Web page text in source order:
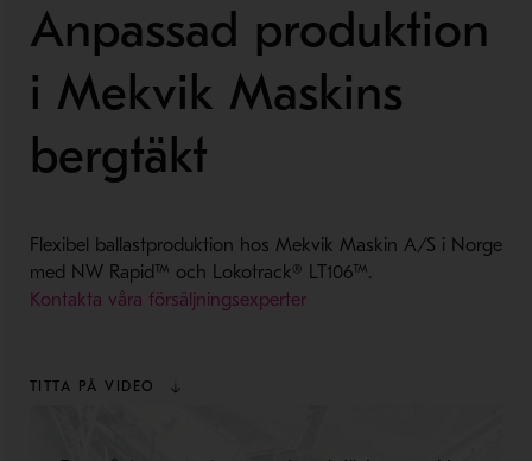
Anpassad produktion
i Mekvik Maskins
bergtäkt
Flexibel ballastproduktion hos Mekvik Maskin A/S i Norge
med NW Rapid™ och Lokotrack® LT106™.
Kontakta våra försäljningsexperter
TITTA PÅ VIDEO